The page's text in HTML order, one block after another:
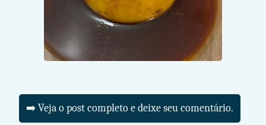
➡️ Veja o post completo e deixe seu comentário.